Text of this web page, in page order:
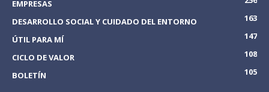
EMPRESAS
DESARROLLO SOCIAL Y CUIDADO DEL ENTORNO
163
ÚTIL PARA MÍ
147
CICLO DE VALOR
108
BOLETÍN
105